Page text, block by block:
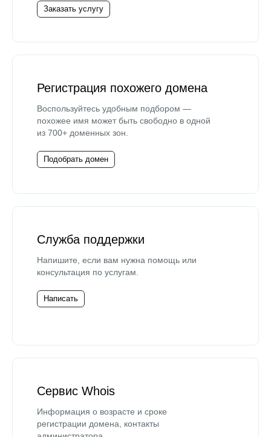
Заказать услугу
Регистрация похожего домена
Воспользуйтесь удобным подбором —
похожее имя может быть свободно в одной
из 700+ доменных зон.
Подобрать домен
Служба поддержки
Напишите, если вам нужна помощь или
консультация по услугам.
Написать
Сервис Whois
Информация о возрасте и сроке
регистрации домена, контакты